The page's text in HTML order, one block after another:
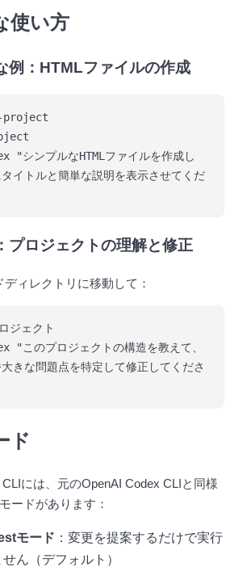
使い方
例：HTMLファイルの作成
project
"シンプルなHTMLファイルを作成し
イトルと簡単な説明を表示させてくだ
プロジェクトの理解と修正
ディレクトリに移動して：
ジェクト
"このプロジェクトの構造を教えて、
きな問題点を特定して修正してくださ
ド
には、元のOpenAI Codex CLIと同様
ードがあります：
モード ：変更を提案するだけで実行
ん（デフォルト）